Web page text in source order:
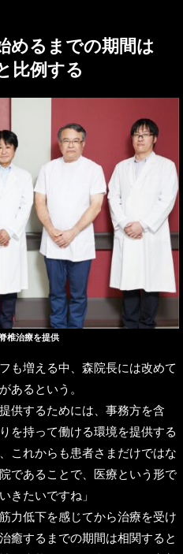
めるまでの期間は
比例する
椎治療を提供
も増える中、森院長には改めて
あるという。
供するためには、事務方を含
を持って働ける環境を提供する
これからも患者さまだけではな
であることで、医療という形で
きたいですね」
力低下を感じてから治療を受け
癒するまでの期間は相関すると